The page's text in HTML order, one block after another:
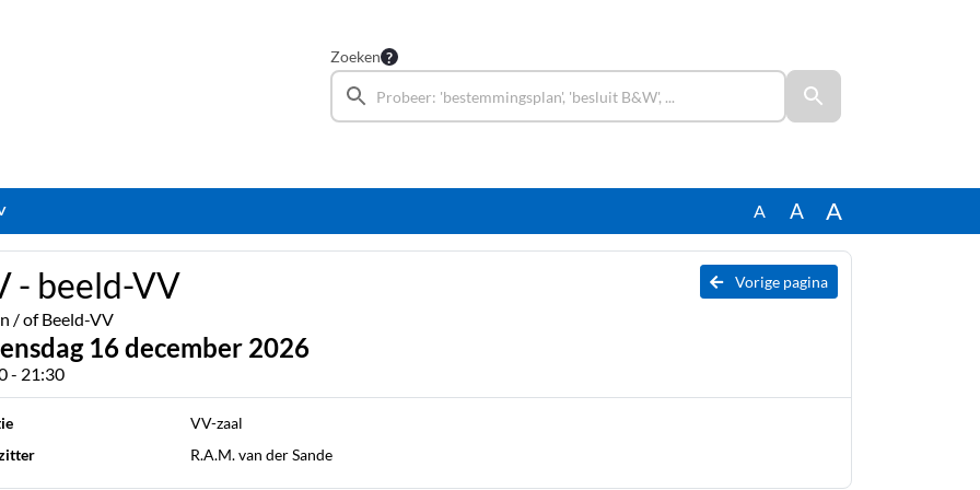
Zoeken
A A A
Vorige pagina
- beeld-VV
/ of Beeld-VV
16 december 2026
- 21:30
VV-zaal
R.A.M. van der Sande